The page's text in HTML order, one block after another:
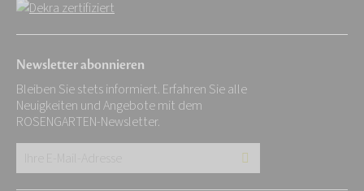
Newsletter abonnieren
Bleiben Sie stets informiert. Erfahren Sie alle
Neuigkeiten und Angebote mit dem
ROSENGARTEN-Newsletter.
E-